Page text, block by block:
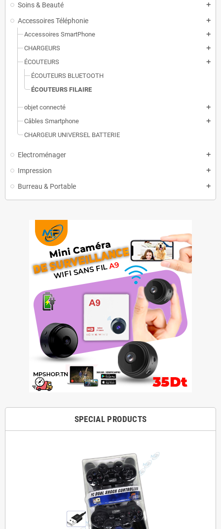
Soins & Beauté add
Accessoires Téléphonie add
Accessoires SmartPhone add
CHARGEURS add
ÉCOUTEURS add
ÉCOUTEURS BLUETOOTH
ÉCOUTEURS FILAIRE
objet connecté add
Câbles Smartphone add
CHARGEUR UNIVERSEL BATTERIE
Electroménager add
Impression add
Burreau & Portable add
SPECIAL PRODUCTS